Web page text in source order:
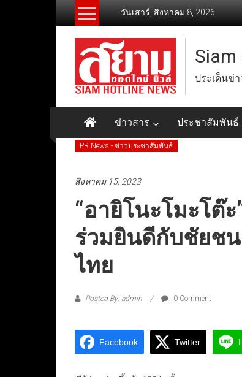
วันเสาร์, สิงหาคม 8, 2026
Siam
ประเด็นข่
ข่าวสาร ประชาสัมพันธ์
PR News - ข่าวประชาสัมพันธ์
สิงหาคม 15, 2023
“อายิโนะโมะโต๊
ร่วมยินดีกับชัยช
ไทย
Posted By: admin 0 Comment
Facebook Twitter